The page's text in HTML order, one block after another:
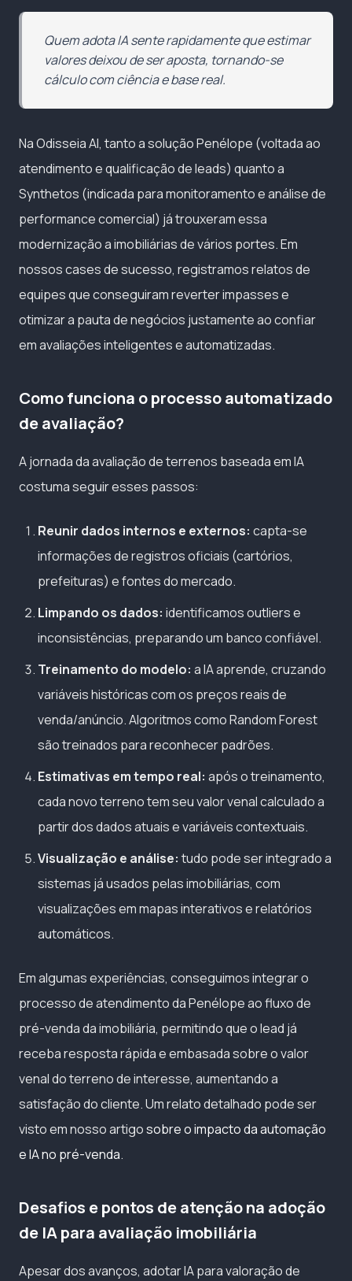
Quem adota IA sente rapidamente que estimar
valores deixou de ser aposta, tornando-se
cálculo com ciência e base real.
Na Odisseia AI, tanto a solução Penélope (voltada ao
atendimento e qualificação de leads) quanto a
Synthetos (indicada para monitoramento e análise de
performance comercial) já trouxeram essa
modernização a imobiliárias de vários portes. Em
nossos cases de sucesso, registramos relatos de
equipes que conseguiram reverter impasses e
otimizar a pauta de negócios justamente ao confiar
em avaliações inteligentes e automatizadas.
Como funciona o processo automatizado
de avaliação?
A jornada da avaliação de terrenos baseada em IA
costuma seguir esses passos:
Reunir dados internos e externos: capta-se
informações de registros oficiais (cartórios,
prefeituras) e fontes do mercado.
Limpando os dados: identificamos outliers e
inconsistências, preparando um banco confiável.
Treinamento do modelo: a IA aprende, cruzando
variáveis históricas com os preços reais de
venda/anúncio. Algoritmos como Random Forest
são treinados para reconhecer padrões.
Estimativas em tempo real: após o treinamento,
cada novo terreno tem seu valor venal calculado a
partir dos dados atuais e variáveis contextuais.
Visualização e análise: tudo pode ser integrado a
sistemas já usados pelas imobiliárias, com
visualizações em mapas interativos e relatórios
automáticos.
Em algumas experiências, conseguimos integrar o
processo de atendimento da Penélope ao fluxo de
pré-venda da imobiliária, permitindo que o lead já
receba resposta rápida e embasada sobre o valor
venal do terreno de interesse, aumentando a
satisfação do cliente. Um relato detalhado pode ser
visto em nosso artigosobre o impacto da automação
e IA no pré-venda.
Desafios e pontos de atenção na adoção
de IA para avaliação imobiliária
Apesar dos avanços, adotar IA para valoração de